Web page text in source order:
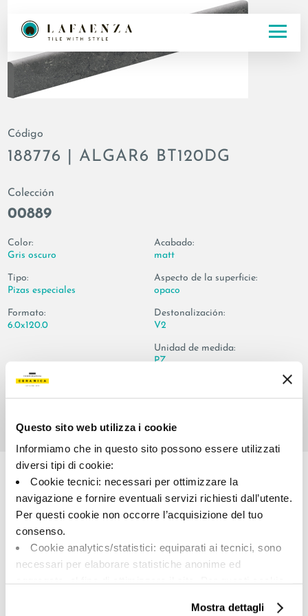
Questo sito web utilizza i cookie
Informiamo che in questo sito possono essere utilizzati
diversi tipi di cookie:
Cookie tecnici: necessari per ottimizzare la
navigazione e fornire eventuali servizi richiesti dall’utente.
Per questi cookie non occorre l’acquisizione del tuo
consenso.
Cookie analytics/statistici: equiparati ai tecnici, sono
necessari per elaborare statistiche anonime ed
Cookie di profilazione/marketing: sono utilizzati, solo
Mostra dettagli
Código
188776 | ALGAR6 BT120DG
Colección
00889
Color:
Gris oscuro
Tipo:
Pizas especiales
Formato:
6.0x120.0
Acabado:
matt
Aspecto de la superficie:
opaco
Destonalización:
V2
Unidad de medida:
PZ
Share:
Via Vittorio Veneto, 13 - 40026 Imola (BO)